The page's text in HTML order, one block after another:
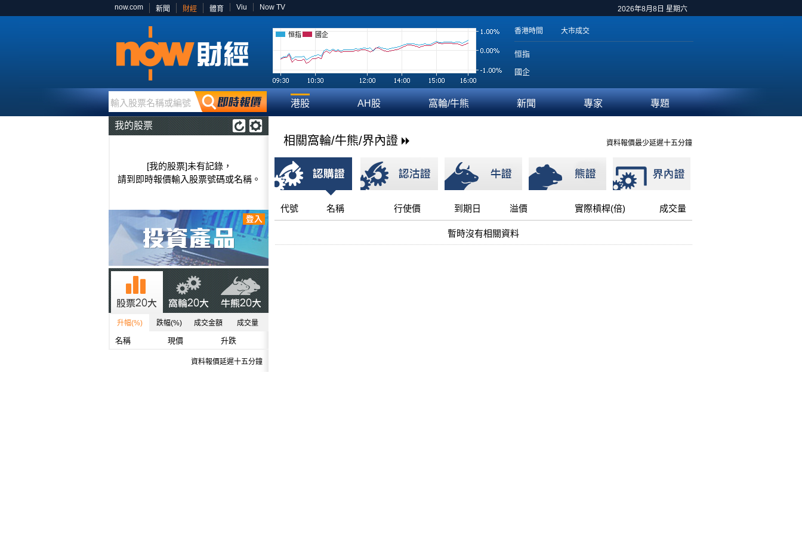
2026年8月8日 星期六
now.com 新聞 財經 體育 Viu Now TV
恒指 國企 香港時間 大市成交
恒指
國企
輸入股票名稱或編號 港股 AH股 窩輪/牛熊 新聞 專家 專題
我的股票
[我的股票]未有記錄，
請到即時報價輸入股票號碼或名稱。
升幅(%) 跌幅(%) 成交金額 成交量
名稱 現價 升跌
資料報價延遲十五分鐘
資料報價最少延遲十五分鐘
相關窩輪/牛熊/界內證
代號 名稱 行使價 到期日 溢價 實際槓桿(倍) 成交量
暫時沒有相關資料